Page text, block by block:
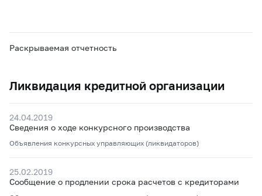
Раскрываемая отчетность
Ликвидация кредитной организации
24.04.2019
Сведения о ходе конкурсного производства
Объявления конкурсных управляющих (ликвидаторов)
25.02.2019
Сообщение о продлении срока расчетов с кредиторами